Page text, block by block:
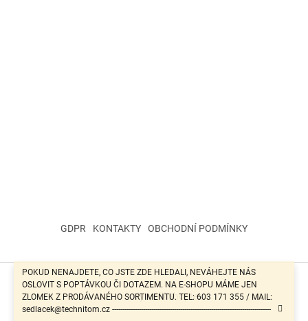
POKUD NENAJDETE, CO JSTE ZDE HLEDALI, NEVÁHEJTE NÁS
OSLOVIT S POPTÁVKOU ČI DOTAZEM. NA E-SHOPU MÁME JEN
ZLOMEK Z PRODÁVANÉHO SORTIMENTU. TEL: 603 171 355 / MAIL:
sedlacek@technitom.cz -----------------------------------------------------------------------------
GDPR KONTAKTY OBCHODNÍ PODMÍNKY
Vytvořil Shoptet